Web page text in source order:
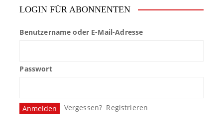
LOGIN FÜR ABONNENTEN
Benutzername oder E-Mail-Adresse
Passwort
Vergessen? Registrieren